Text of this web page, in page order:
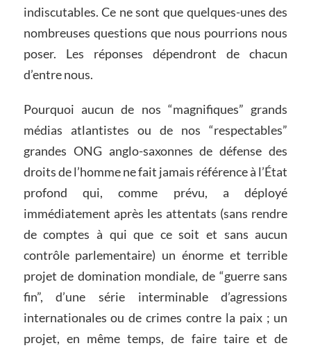
indiscutables. Ce ne sont que quelques-unes des
nombreuses questions que nous pourrions nous
poser. Les réponses dépendront de chacun
d’entre nous.
Pourquoi aucun de nos “magnifiques” grands
médias atlantistes ou de nos “respectables”
grandes ONG anglo-saxonnes de défense des
droits de l’homme ne fait jamais référence à l’État
profond qui, comme prévu, a déployé
immédiatement après les attentats (sans rendre
de comptes à qui que ce soit et sans aucun
contrôle parlementaire) un énorme et terrible
projet de domination mondiale, de “guerre sans
fin”, d’une série interminable d’agressions
internationales ou de crimes contre la paix ; un
projet, en même temps, de faire taire et de